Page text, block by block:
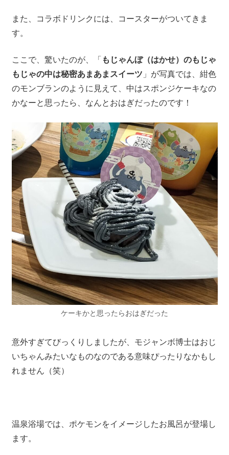
また、コラボドリンクには、コースターがついてきま
す。
ここで、驚いたのが、「 もじゃんぼ（はかせ）のもじゃ
もじゃの中は秘密あまあまスイーツ 」が写真では、紺色
のモンブランのように見えて、中はスポンジケーキなの
かなーと思ったら、なんとおはぎだったのです！
ケーキかと思ったらおはぎだった
意外すぎてびっくりしましたが、モジャンボ博士はおじ
いちゃんみたいなものなのである意味ぴったりなかもし
れません（笑）
温泉浴場では、ポケモンをイメージしたお風呂が登場し
ます。